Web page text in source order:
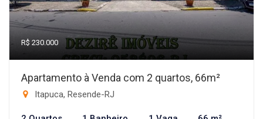
R$ 230.000
Apartamento à Venda com 2 quartos, 66m²
Itapuca, Resende-RJ